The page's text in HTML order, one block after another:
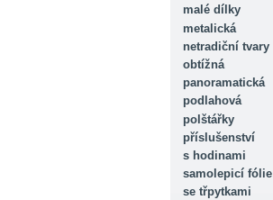
malé dílky
metalická
netradiční tvary
obtížná
panoramatická
podlahová
polštářky
příslušenství
s hodinami
samolepicí fólie
se třpytkami